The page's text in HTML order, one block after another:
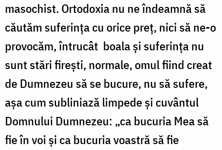
masochist. Ortodoxia nu ne îndeamnă să
căutăm suferința cu orice preț, nici să ne-o
provocăm, întrucât boala și suferința nu
sunt stări firești, normale, omul fiind creat
de Dumnezeu să se bucure, nu să sufere,
așa cum subliniază limpede și cuvântul
Domnului Dumnezeu: „ca bucuria Mea să
fie în voi şi ca bucuria voastră să fie